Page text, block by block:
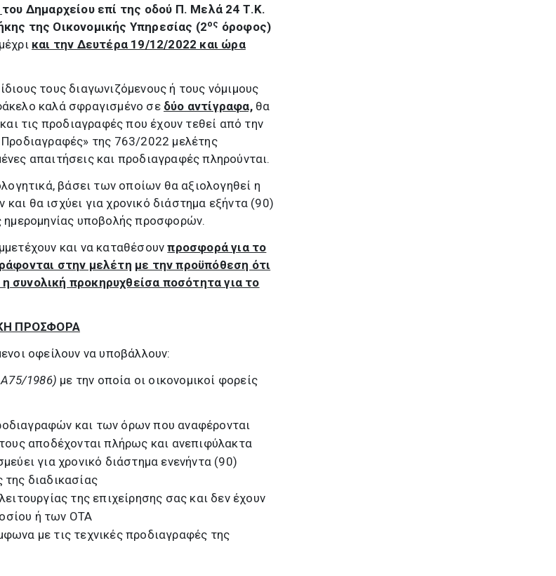
του Δημαρχείου επί της οδού Π. Μελά 24 Τ.Κ.
της Οικονομικής Υπηρεσίας (2ος όροφος)
και την Δευτέρα 19/12/2022 και ώρα
τους διαγωνιζόμενους ή τους νόμιμους
καλά σφραγισμένο σε δύο αντίγραφα,θα
τις προδιαγραφές που έχουν τεθεί από την
της 763/2022 μελέτης
απαιτήσεις και προδιαγραφές πληρούνται.
βάσει των οποίων θα αξιολογηθεί η
θα ισχύει για χρονικό διάστημα εξήντα (90)
ημερομηνίας υποβολής προσφορών.
και να καταθέσουνπροσφορά για το
στην μελέτη με την προϋπόθεση ότι
συνολική προκηρυχθείσα ποσότητα για το
ΠΡΟΣΦΟΡΑ
οφείλουν να υποβάλλουν:
1986) με την οποία οι οικονομικοί φορείς
και των όρων που αναφέρονται
αποδέχονται πλήρως και ανεπιφύλακτα
για χρονικό διάστημα ενενήντα (90)
διαδικασίας
της επιχείρησης σας και δεν έχουν
ή των ΟΤΑ
με τις τεχνικές προδιαγραφές της